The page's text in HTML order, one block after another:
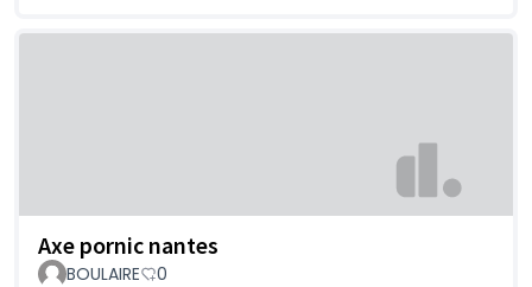
Axe pornic nantes
BOULAIRE 0